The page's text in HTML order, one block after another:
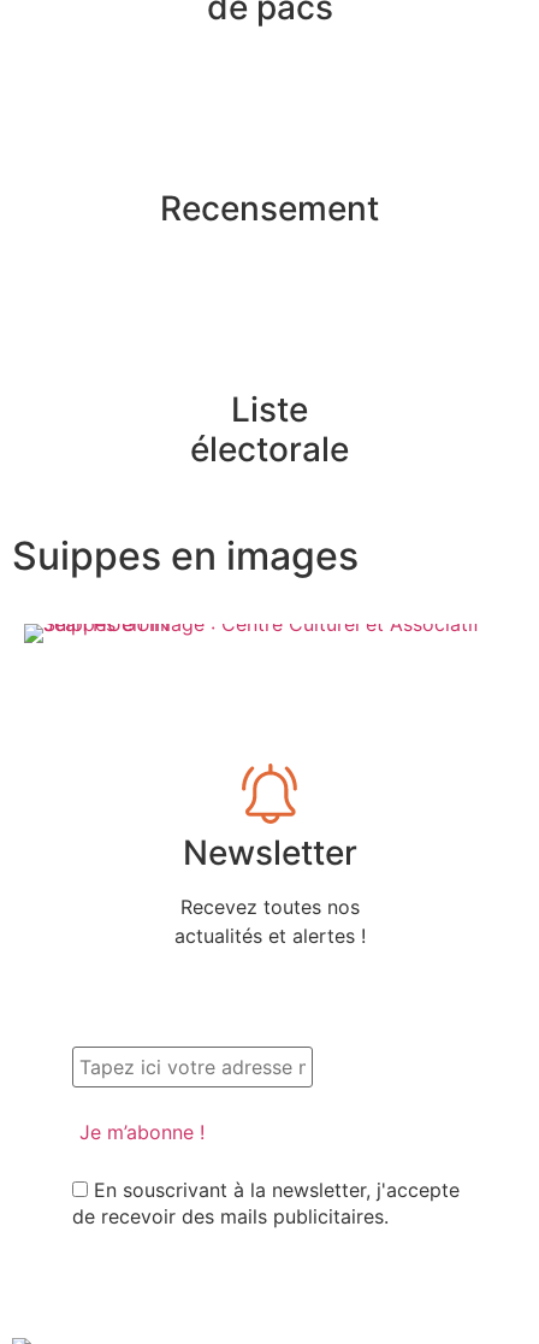
Recensement
Liste
électorale
Suippes en images
Newsletter
Recevez toutes nos
actualités et alertes !
En souscrivant à la newsletter, j'accepte
de recevoir des mails publicitaires.